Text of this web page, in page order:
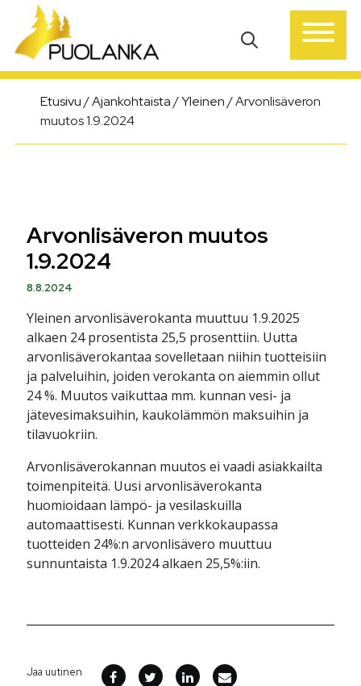
Päävalikko
Etusivu/Ajankohtaista/Yleinen/Arvonlisäveron
muutos 1.9.2024
Arvonlisäveron muutos
1.9.2024
8.8.2024
Yleinen arvonlisäverokanta muuttuu 1.9.2025
alkaen 24 prosentista 25,5 prosenttiin. Uutta
arvonlisäverokantaa sovelletaan niihin tuotteisiin
ja palveluihin, joiden verokanta on aiemmin ollut
24 %. Muutos vaikuttaa mm. kunnan vesi- ja
jätevesimaksuihin, kaukolämmön maksuihin ja
tilavuokriin.
Arvonlisäverokannan muutos ei vaadi asiakkailta
toimenpiteitä. Uusi arvonlisäverokanta
huomioidaan lämpö- ja vesilaskuilla
automaattisesti. Kunnan verkkokaupassa
tuotteiden 24%:n arvonlisävero muuttuu
sunnuntaista 1.9.2024 alkaen 25,5%:iin.
Jaa uutinen